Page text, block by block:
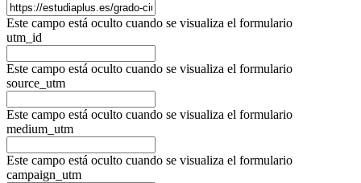
Este campo está oculto cuando se visualiza el formulario
utm_id
Este campo está oculto cuando se visualiza el formulario
source_utm
Este campo está oculto cuando se visualiza el formulario
medium_utm
Este campo está oculto cuando se visualiza el formulario
campaign_utm